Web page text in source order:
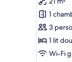
ville
pour
ce
type
de
1
3
1 lit
Wi-Fi